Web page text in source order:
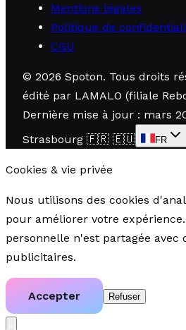
Mentions légales
Politique de
CGU
© 2026 Spoton. Tous droits
édité par LAMALO (filiale
Dernière mise à jour : mars
Strasbourg 🇫🇷 🇪🇺 FR
Cookies & vie privée
Nous utilisons des cookies
pour améliorer votre
personnelle n'est partagée avec
publicitaires.
Accepter Refuser